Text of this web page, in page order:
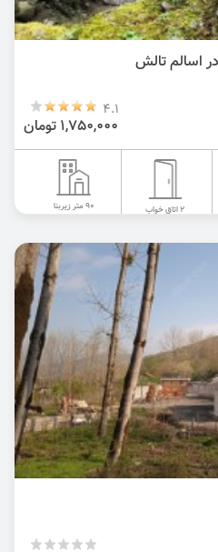
اسالم تالش
4.1
1,750,000 تومان
2 اتاق خواب 90 متر زیربنا